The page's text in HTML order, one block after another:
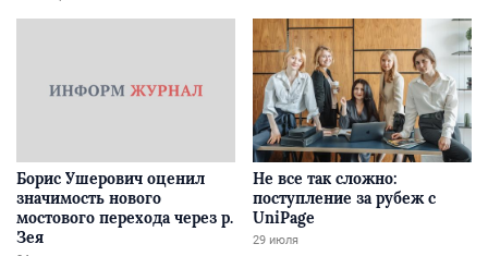
Борис Ушерович оценил
значимость нового
мостового перехода через р.
Зея
Не все так сложно:
поступление за рубеж с
UniPage
29 июля